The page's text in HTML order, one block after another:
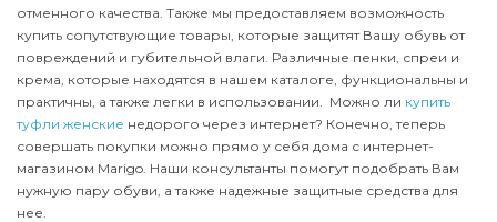
отменного качества. Также мы предоставляем возможность
купить сопутствующие товары, которые защитят Вашу обувь от
повреждений и губительной влаги. Различные пенки, спреи и
крема, которые находятся в нашем каталоге, функциональны и
практичны, а также легки в использовании. Можно ли купить
туфли женские недорого через интернет? Конечно, теперь
совершать покупки можно прямо у себя дома с интернет-
магазином Marigo. Наши консультанты помогут подобрать Вам
нужную пару обуви, а также надежные защитные средства для
нее.